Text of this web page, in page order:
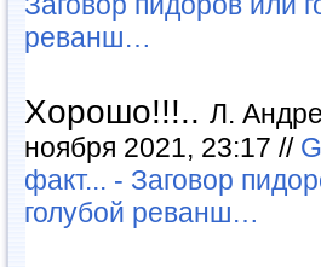
реванш…
Хорошо!!!.. Л.
ноября 2021, 23:17 //
факт... - Заговор
голубой реванш…